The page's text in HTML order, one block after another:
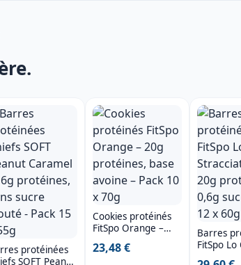
protéinées
SOFT Peanut
Cookies protéinés
FitSpo Orange –
avoine – Pack 10 x
23,48 €
Barres
FitSpo Lo